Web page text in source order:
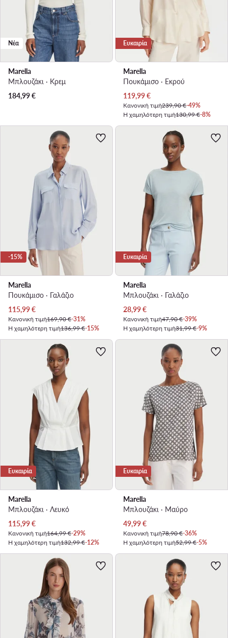
Νέα
Marella
Μπλουζάκι · Κρεμ
184,99€
Ευκαιρία
Marella
Πουκάμισο · Εκρού
Τρέχουσα τιμή
119,99€
Κανονική τιμή239,90 €-49%
Η χαμηλότερη τιμή130,99 €-8%
-15%
Marella
Πουκάμισο · Γαλάζιο
Τρέχουσα τιμή
115,99€
Κανονική τιμή169,90 €-31%
Η χαμηλότερη τιμή136,99 €-15%
Ευκαιρία
Marella
Μπλουζάκι · Γαλάζιο
Τρέχουσα τιμή
28,99€
Κανονική τιμή47,90 €-39%
Η χαμηλότερη τιμή31,99 €-9%
Ευκαιρία
Marella
Μπλουζάκι · Λευκό
Τρέχουσα τιμή
115,99€
Κανονική τιμή164,99 €-29%
Η χαμηλότερη τιμή132,99 €-12%
Ευκαιρία
Marella
Μπλουζάκι · Μαύρο
Τρέχουσα τιμή
49,99€
Κανονική τιμή78,90 €-36%
Η χαμηλότερη τιμή52,99 €-5%